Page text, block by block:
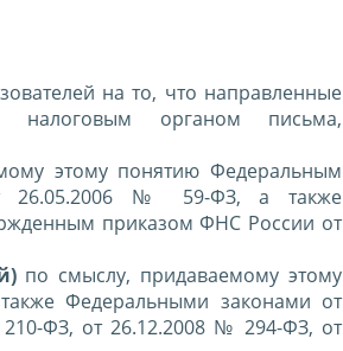
на то, что направленные
органом письма,
этому понятию Федеральным
26.05.2006 № 59-ФЗ, а также
приказом ФНС России от
по смыслу, придаваемому этому
Федеральными законами от
ФЗ, от 26.12.2008 № 294-ФЗ, от